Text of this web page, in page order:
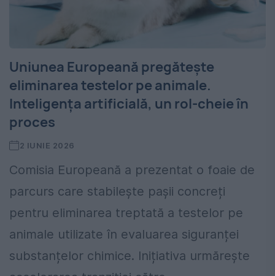
Uniunea Europeană pregătește
eliminarea testelor pe animale.
Inteligența artificială, un rol-cheie în
proces
2 IUNIE 2026
Comisia Europeană a prezentat o foaie de
parcurs care stabilește pașii concreți
pentru eliminarea treptată a testelor pe
animale utilizate în evaluarea siguranței
substanțelor chimice. Inițiativa urmărește